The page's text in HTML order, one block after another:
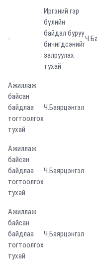
-
Иргэний гэр
бүлийн
байдал буруу
бичигдсэнийг
залруулах
тухай
Ажиллаж
байсан
байдлаа
тогтоолгох
тухай
Ч.Баярцэнгэл
Ажиллаж
байсан
байдлаа
тогтоолгох
тухай
Ч.Баярцэнгэл
Ажиллаж
байсан
байдлаа
тогтоолгох
тухай
Ч.Баярцэнгэл